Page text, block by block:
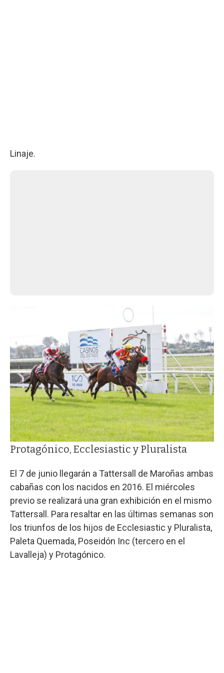
Linaje.
Protagónico, Ecclesiastic y Pluralista
El 7 de junio llegarán a Tattersall de Maroñas ambas
cabañas con los nacidos en 2016. El miércoles
previo se realizará una gran exhibición en el mismo
Tattersall. Para resaltar en las últimas semanas son
los triunfos de los hijos de Ecclesiastic y Pluralista,
Paleta Quemada, Poseidón Inc (tercero en el
Lavalleja) y Protagónico.